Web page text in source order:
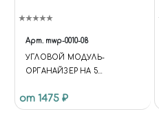
Арт. mwp-0010-08
УГЛОВОЙ МОДУЛЬ-
ОРГАНАЙЗЕР НА 5
от 1475 ₽